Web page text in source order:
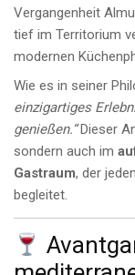
Vergangenheit
tief im Territorium
modernen
Wie es in seiner
einzigartiges
genießen.“Dieser
sondern auch im
Gastraum, der jeden
begleitet.